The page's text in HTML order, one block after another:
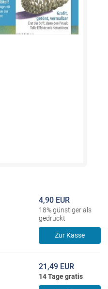
4,90 EUR
18% günstiger als
gedruckt
Zur Kasse
21,49 EUR
14 Tage gratis